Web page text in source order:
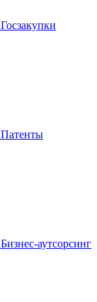
Госзакупки
Патенты
Бизнес-аутсорсинг